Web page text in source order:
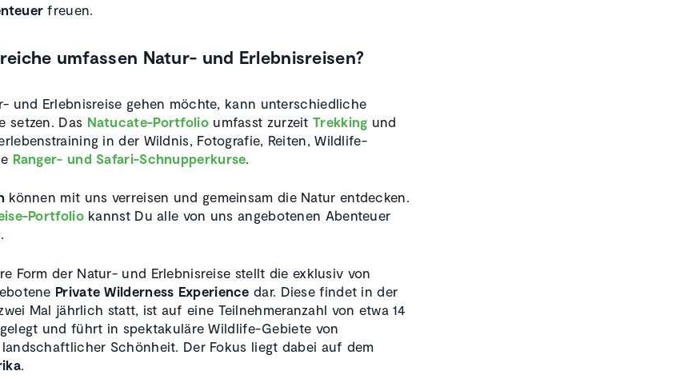
freuen.
umfassen Natur- und Erlebnisreisen?
und Erlebnisreise gehen möchte, kann unterschiedliche
setzen. Das Natucate-Portfolioumfasst zurzeitTrekking und
in der Wildnis, Fotografie, Reiten, Wildlife-
Ranger- und Safari-Schnupperkurse
können mit uns verreisen und gemeinsam die Natur entdecken.
Portfoliokannst Du alle von uns angebotenen Abenteuer
Form der Natur- und Erlebnisreise stellt die exklusiv von
Private Wilderness Experience dar. Diese findet in der
Mal jährlich statt, ist auf eine Teilnehmeranzahl von etwa 14
und führt in spektakuläre Wildlife-Gebiete von
Schönheit. Der Fokus liegt dabei auf dem
.